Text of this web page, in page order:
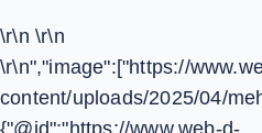
\r\n \r\n
\r\n","image":["https://
content/uploads/2025/04/
{"@id":"https://www.web-d-